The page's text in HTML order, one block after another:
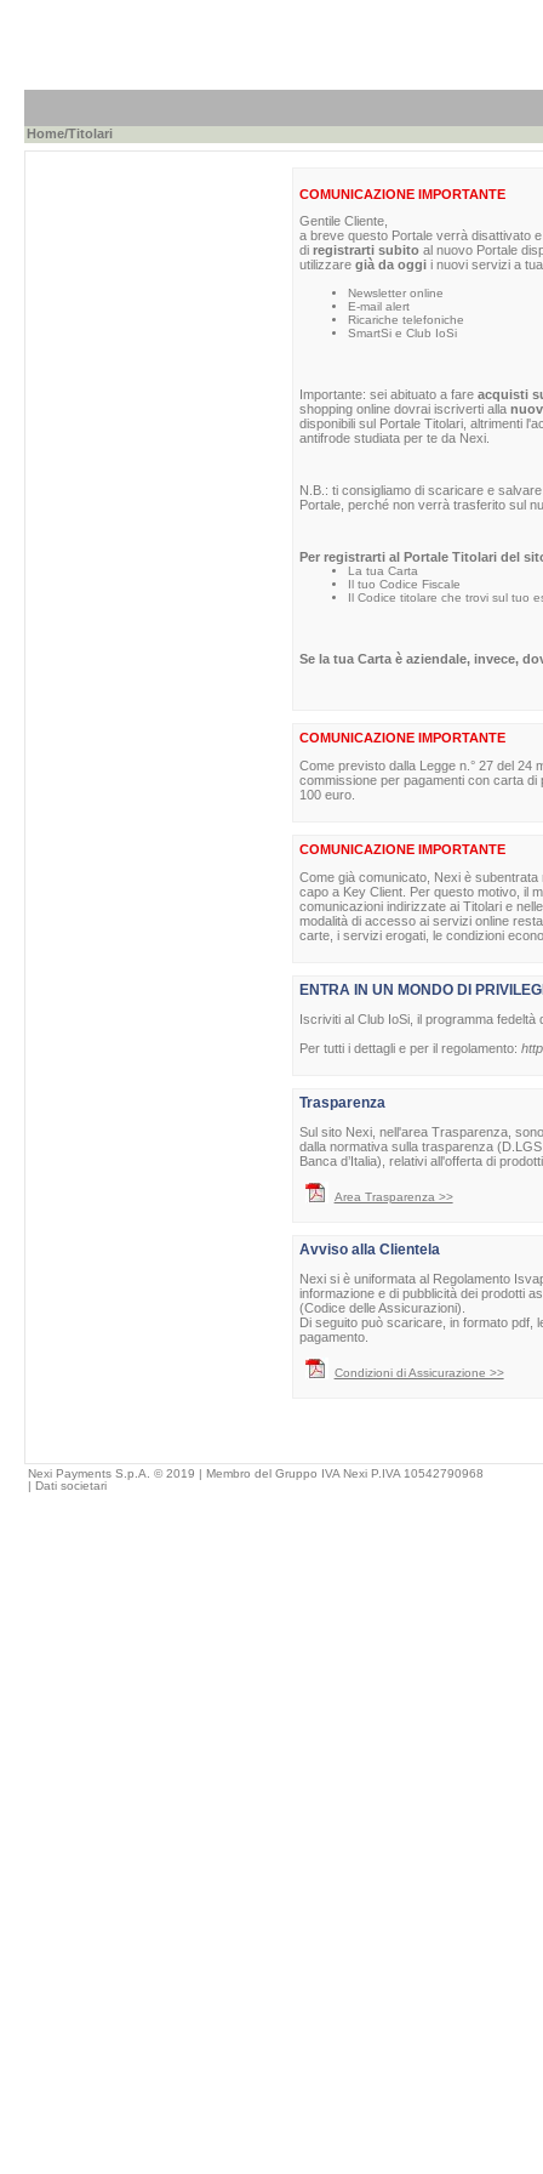
Home/Titolari
COMUNICAZIONE IMPORTANTE
Gentile Cliente,
a breve questo Portale verrà disattivato
diregistrarti subitoal nuovo Portale
utilizzare già da oggii nuovi servizi a
Newsletter online
E-mail alert
Ricariche telefoniche
SmartSi e Club IoSi
Importante: sei abituato a fare acquisti
shopping online dovrai iscriverti alla
disponibili sul Portale Titolari, altrimenti
antifrode studiata per te da Nexi.
N.B.: ti consigliamo di scaricare e
Portale, perché non verrà trasferito sul
Per registrarti al Portale Titolari del
La tua Carta
Il tuo Codice Fiscale
Il Codice titolare che trovi sul tuo
Se la tua Carta è aziendale, invece,
COMUNICAZIONE IMPORTANTE
Come previsto dalla Legge n.° 27 del 24
commissione per pagamenti con carta
100 euro.
COMUNICAZIONE IMPORTANTE
Come già comunicato, Nexi è
capo a Key Client. Per questo motivo, il
comunicazioni indirizzate ai Titolari e
modalità di accesso ai servizi online
carte, i servizi erogati, le condizioni
ENTRA IN UN MONDO DI
Iscriviti al Club IoSi, il programma
Per tutti i dettagli e per il regolamento:
Trasparenza
Sul sito Nexi, nell'area Trasparenza,
dalla normativa sulla trasparenza
Banca d’Italia), relativi all'offerta di
Area Trasparenza >>
Avviso alla Clientela
Nexi si è uniformata al Regolamento
informazione e di pubblicità dei prodotti
(Codice delle Assicurazioni).
Di seguito può scaricare, in formato pdf,
pagamento.
Condizioni di Assicurazione >>
Nexi Payments S.p.A. © 2019 | Membro del Gruppo IVA Nexi P.IVA 10542790968
| Dati societari